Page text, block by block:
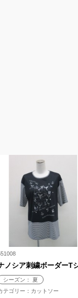
シーズン： 夏
テゴリー：カットソー